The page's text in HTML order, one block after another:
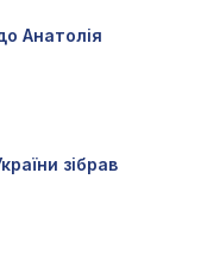
Анатолія
зібрав